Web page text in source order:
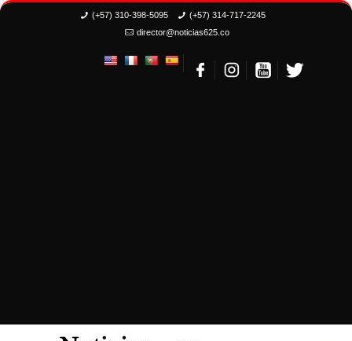
(+57) 310-398-5095
(+57) 314-717-2245
director@noticias625.co